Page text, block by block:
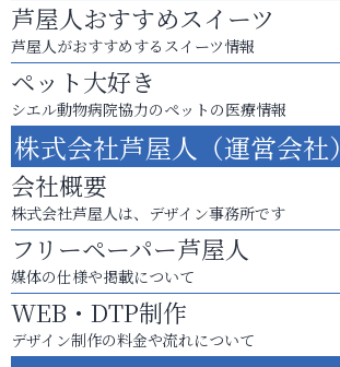
芦屋人おすすめスイーツ
芦屋人がおすすめするスイーツ情報
ペット大好き
シエル動物病院協力のペットの医療情報
株式会社芦屋人（運営会社）
会社概要
株式会社芦屋人は、デザイン事務所です
フリーペーパー芦屋人
媒体の仕様や掲載について
WEB・DTP制作
デザイン制作の料金や流れについて